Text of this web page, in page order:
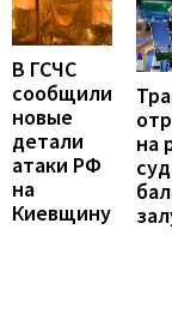
В ГСЧС
сообщили
новые
детали
атаки РФ
на
Киевщину
на